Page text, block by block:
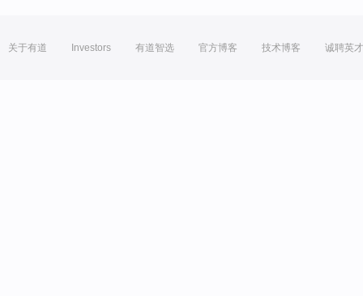
关于有道 Investors 有道智选 官方博客 技术博客 诚聘英才